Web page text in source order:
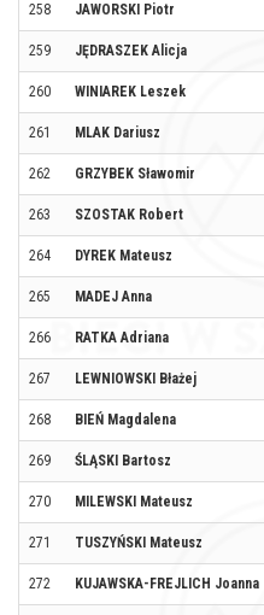
258 JAWORSKI Piotr
259 JĘDRASZEK Alicja
260 WINIAREK Leszek
261 MLAK Dariusz
262 GRZYBEK Sławomir
263 SZOSTAK Robert
264 DYREK Mateusz
265 MADEJ Anna
266 RATKA Adriana
267 LEWNIOWSKI Błażej
268 BIEŃ Magdalena
269 ŚLĄSKI Bartosz
270 MILEWSKI Mateusz
271 TUSZYŃSKI Mateusz
272 KUJAWSKA-FREJLICH Joanna